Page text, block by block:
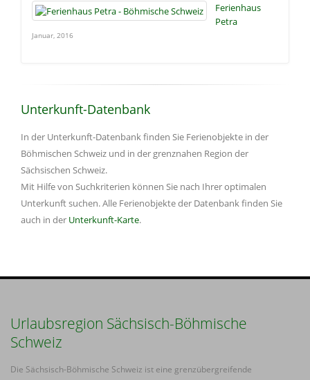
Ferienhaus
Petra
Januar, 2016
Unterkunft-Datenbank
In der Unterkunft-Datenbank finden Sie Ferienobjekte in der
Böhmischen Schweiz und in der grenznahen Region der
Sächsischen Schweiz.
Mit Hilfe von Suchkriterien können Sie nach Ihrer optimalen
Unterkunft suchen. Alle Ferienobjekte der Datenbank finden Sie
auch in der Unterkunft-Karte.
Urlaubsregion Sächsisch-Böhmische
Schweiz
Die Sächsisch-Böhmische Schweiz ist eine grenzübergreifende